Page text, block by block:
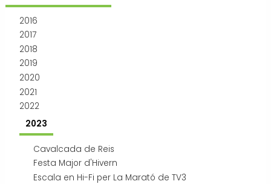
2016
2017
2018
2019
2020
2021
2022
2023
Cavalcada de Reis
Festa Major d'Hivern
Escala en Hi-Fi per La Marató de TV3